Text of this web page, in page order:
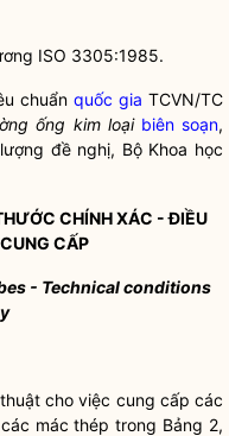
ISO 3305:1985.
chuẩn quốc gia TCVN/TC
ống kim loại biên soạn,
đề nghị, Bộ Khoa học
CHÍNH XÁC - ĐIỀU
CẤP
- Technical conditions
cho việc cung cấp các
mác thép trong Bảng 2,